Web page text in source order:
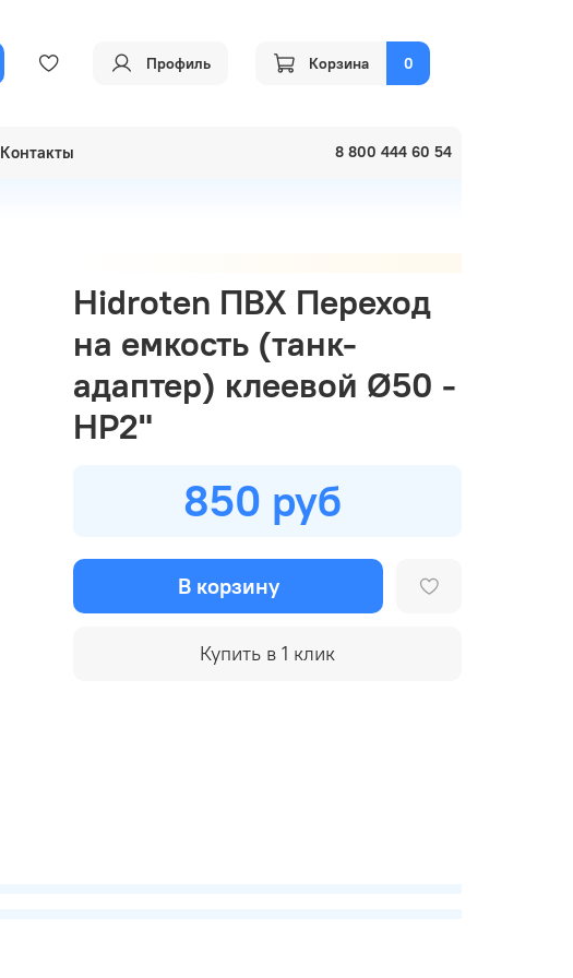
Профиль Корзина 0
Контакты 8 800 444 60 54
Hidroten ПВХ Переход
на емкость (танк-
адаптер) клеевой Ø50 -
НР2"
850 руб
В корзину
Купить в 1 клик